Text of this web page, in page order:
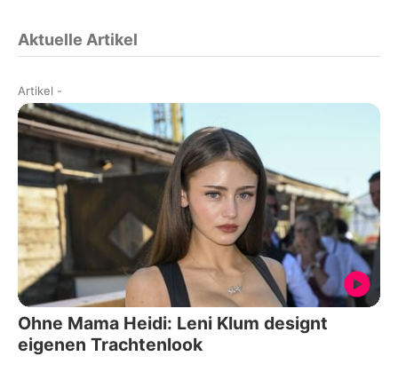
Aktuelle Artikel
Artikel -
Ohne Mama Heidi: Leni Klum designt
eigenen Trachtenlook